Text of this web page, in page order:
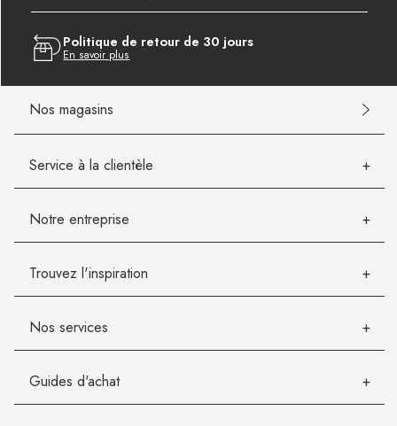
Politique de retour de 30 jours
En savoir plus
Nos magasins
Service à la clientèle
Notre entreprise
Trouvez l'inspiration
Nos services
Guides d'achat